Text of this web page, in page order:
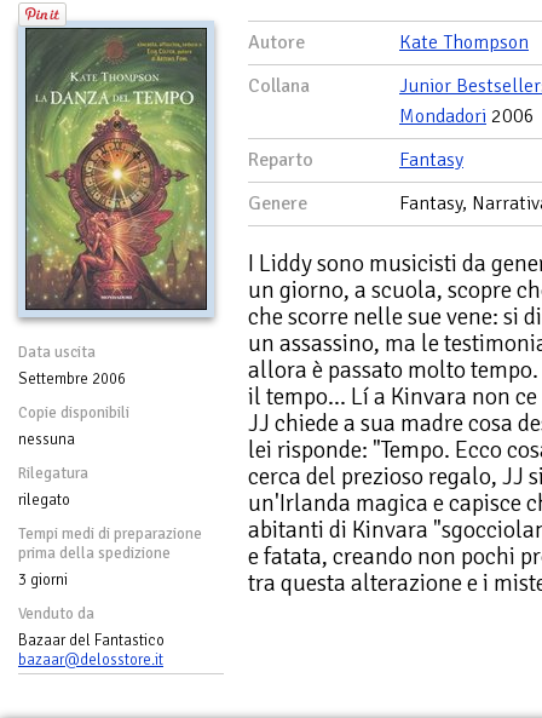
Data uscita
Settembre 2006
Copie disponibili
nessuna
Rilegatura
rilegato
Tempi medi di preparazione
prima della spedizione
3 giorni
Venduto da
Bazaar del Fantastico
bazaar@delosstore.it
Autore
Kate Thompson
Collana
Junior
Mondadori 2006
Reparto
Fantasy
Genere
Fantasy,
I Liddy sono musicisti da
un giorno, a scuola, scopre
che scorre nelle sue vene: si
un assassino, ma le
allora è passato molto
il tempo... Lí a Kinvara non
JJ chiede a sua madre cosa
lei risponde: "Tempo. Ecco
cerca del prezioso regalo, JJ
un'Irlanda magica e capisce
abitanti di Kinvara
e fatata, creando non pochi
tra questa alterazione e i